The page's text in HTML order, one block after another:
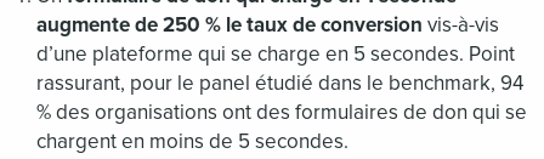
augmente de 250 % le taux de conversion vis-à-vis
d’une plateforme qui se charge en 5 secondes. Point
rassurant, pour le panel étudié dans le benchmark, 94
% des organisations ont des formulaires de don qui se
chargent en moins de 5 secondes.